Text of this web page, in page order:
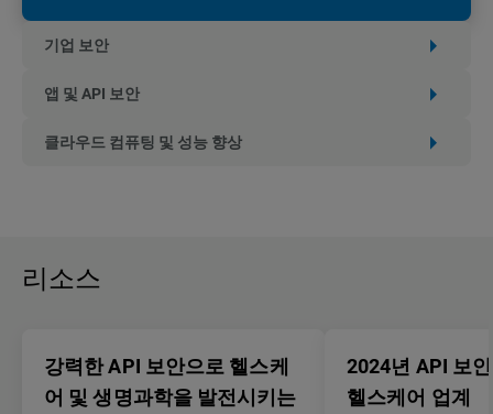
기업 보안
앱 및 API 보안
클라우드 컴퓨팅 및 성능 향상
리소스
강력한 API 보안으로 헬스케
어 및 생명과학을 발전시키는
2024년 API 보
헬스케어 업계